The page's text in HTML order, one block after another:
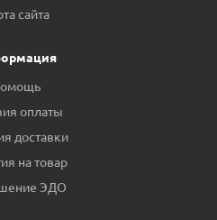
сайта
оплаты
доставки
на товар
ЭДО